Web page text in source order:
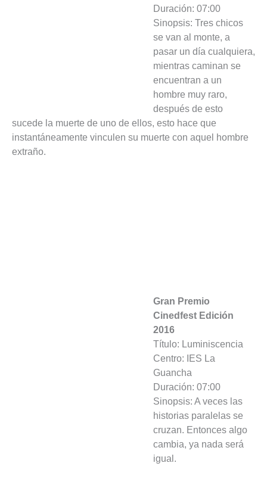
Duración: 07:00
Sinopsis: Tres chicos
se van al monte, a
pasar un día cualquiera,
mientras caminan se
encuentran a un
hombre muy raro,
después de esto
sucede la muerte de uno de ellos, esto hace que
instantáneamente vinculen su muerte con aquel hombre
extraño.
Gran Premio
Cinedfest Edición
2016
Título: Luminiscencia
Centro: IES La
Guancha
Duración: 07:00
Sinopsis: A veces las
historias paralelas se
cruzan. Entonces algo
cambia, ya nada será
igual.